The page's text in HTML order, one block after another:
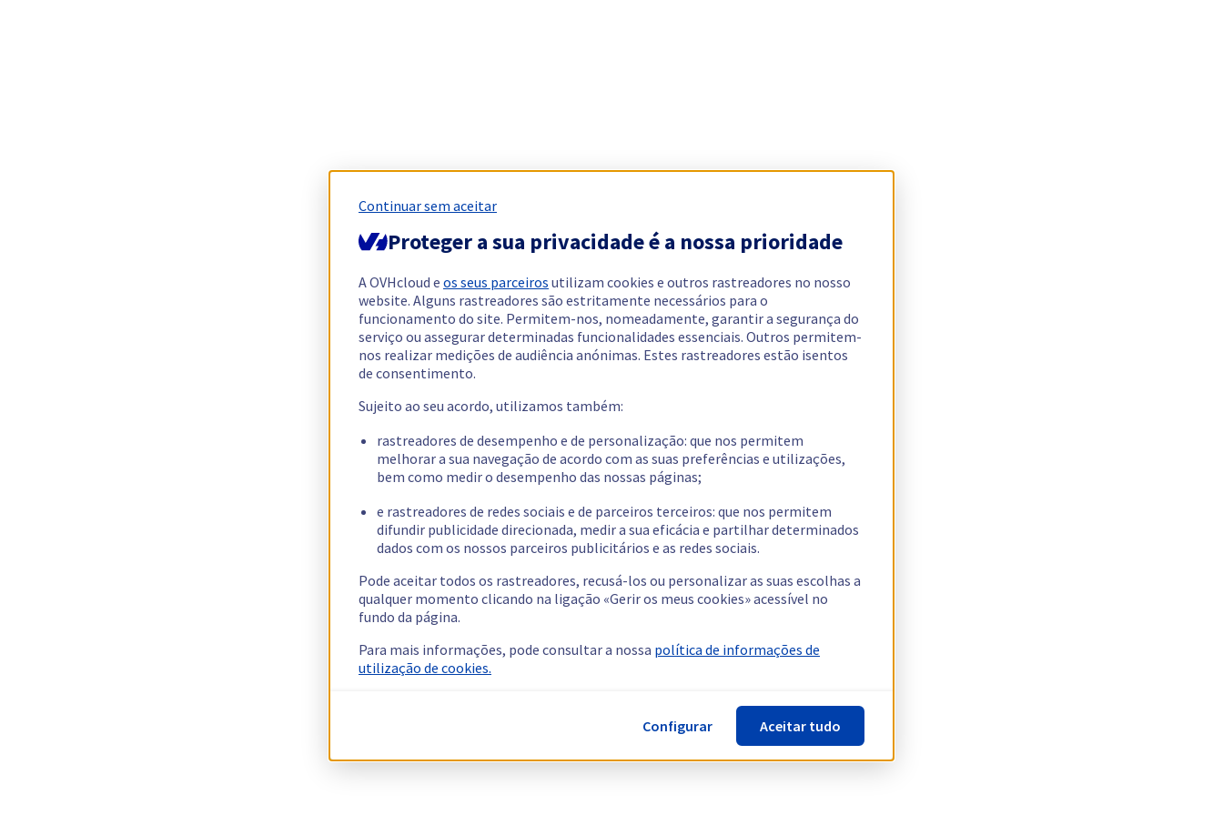
Continuar sem aceitar
Proteger a sua privacidade é a nossa prioridade
A OVHcloud e os seus parceiros utilizam cookies e outros rastreadores no nosso
website. Alguns rastreadores são estritamente necessários para o
funcionamento do site. Permitem-nos, nomeadamente, garantir a segurança do
serviço ou assegurar determinadas funcionalidades essenciais. Outros permitem-
nos realizar medições de audiência anónimas. Estes rastreadores estão isentos
de consentimento.
Sujeito ao seu acordo, utilizamos também:
rastreadores de desempenho e de personalização: que nos permitem
melhorar a sua navegação de acordo com as suas preferências e utilizações,
bem como medir o desempenho das nossas páginas;
e rastreadores de redes sociais e de parceiros terceiros: que nos permitem
difundir publicidade direcionada, medir a sua eficácia e partilhar determinados
dados com os nossos parceiros publicitários e as redes sociais.
Pode aceitar todos os rastreadores, recusá-los ou personalizar as suas escolhas a
qualquer momento clicando na ligação «Gerir os meus cookies» acessível no
fundo da página.
Para mais informações, pode consultar a nossa política de informações de
utilização de cookies.
Configurar Aceitar tudo